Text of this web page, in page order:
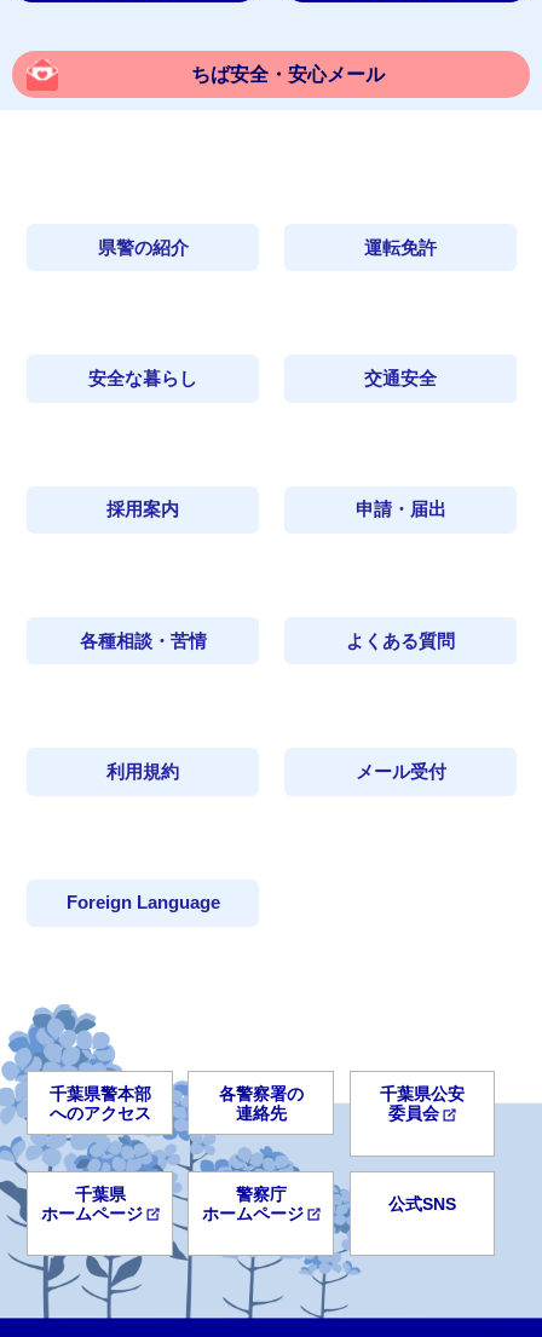
ちば安全・安心メール
県警の紹介 運転免許
安全な暮らし 交通安全
採用案内 申請・届出
各種相談・苦情 よくある質問
利用規約 メール受付
Foreign Language
千葉県警本部
へのアクセス
各警察署の
連絡先
千葉県公安
委員会
千葉県
ホームページ
警察庁
ホームページ
公式SNS